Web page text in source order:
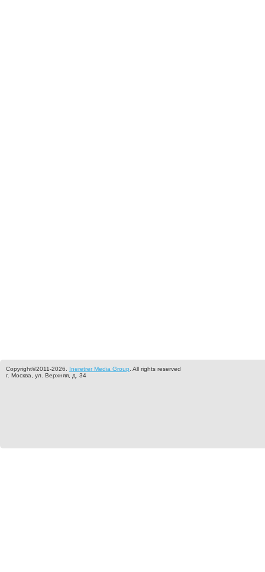
Copyright©2011-2026. Ineretrer Media Group . All rights reserved
г. Москва, ул. Верхняя, д. 34